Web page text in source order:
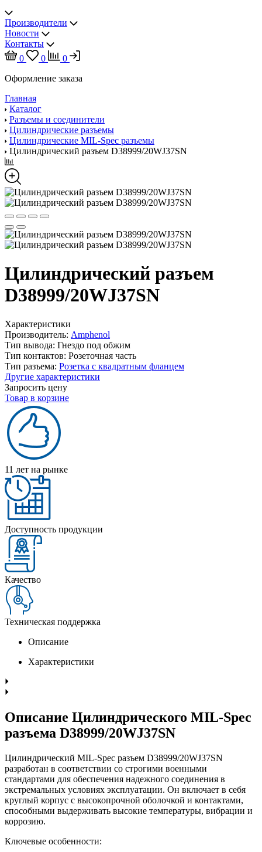
Производители
Новости
Контакты
0
0
0
Оформление заказа
Главная
Каталог
Разъемы и соединители
Цилиндрические разъемы
Цилиндрические MIL-Spec разъемы
Цилиндрический разъем D38999/20WJ37SN
Цилиндрический разъем
D38999/20WJ37SN
Характеристики
Производитель: Amphenol
Тип вывода: Гнездо под обжим
Тип контактов: Розеточная часть
Тип разъема: Розетка с квадратным фланцем
Другие характеристики
Запросить цену
Товар в корзине
11 лет на рынке
Доступность продукции
Качество
Техническая поддержка
Описание
Характеристики
Описание Цилиндрического MIL-Spec
разъема D38999/20WJ37SN
Цилиндрический MIL-Spec разъем D38999/20WJ37SN
разработан в соответствии со строгими военными
стандартами для обеспечения надежного соединения в
экстремальных условиях эксплуатации. Он включает в себя
круглый корпус с высокопрочной оболочкой и контактами,
способными выдерживать высокие температуры, вибрации и
коррозию.
Ключевые особенности: